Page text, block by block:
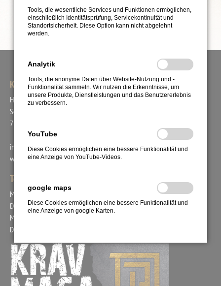
KRAV MAGA UNION
Head Coach Bogac Demirer
Schafäckerstr. 44
71711 Steinheim
info@kravmaga-union.de
www.kravmaga-union.com
Tel.: +49. 171. 2978554
Mo. 15:00 - 18:00 Uhr
Di. 09:00 - 12:00 Uhr
Mi. 15:00 - 17:00 Uhr
Do. 09:00 - 12:00 Uhr
Tools, die wesentliche Services und Funktionen ermöglichen,
einschließlich Identitätsprüfung, Servicekontinuität und
Standortsicherheit. Diese Option kann nicht abgelehnt
werden.
Analytik
Tools, die anonyme Daten über Website-Nutzung und -
Funktionalität sammeln. Wir nutzen die Erkenntnisse, um
unsere Produkte, Dienstleistungen und das Benutzererlebnis
zu verbessern.
YouTube
Diese Cookies ermöglichen eine bessere Funktionalität und
eine Anzeige von YouTube-Videos.
google maps
Diese Cookies ermöglichen eine bessere Funktionalität und
eine Anzeige von google Karten.